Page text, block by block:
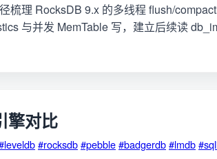
梳理 RocksDB 9.x 的多线程 flush/
与并发 MemTable 写，建立后续读
擎对比
#rocksdb#pebble#badgerdb#lmdb